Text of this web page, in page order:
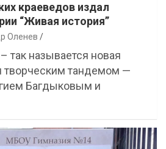
краеведов издал
“Живая история”
Оленев
так называется новая
творческим тандемом —
Багдыковым и